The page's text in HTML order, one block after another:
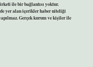
ile bir bağlantısı yoktur.
yer alan içerikler haber niteliği
Gerçek kurum ve kişiler ile